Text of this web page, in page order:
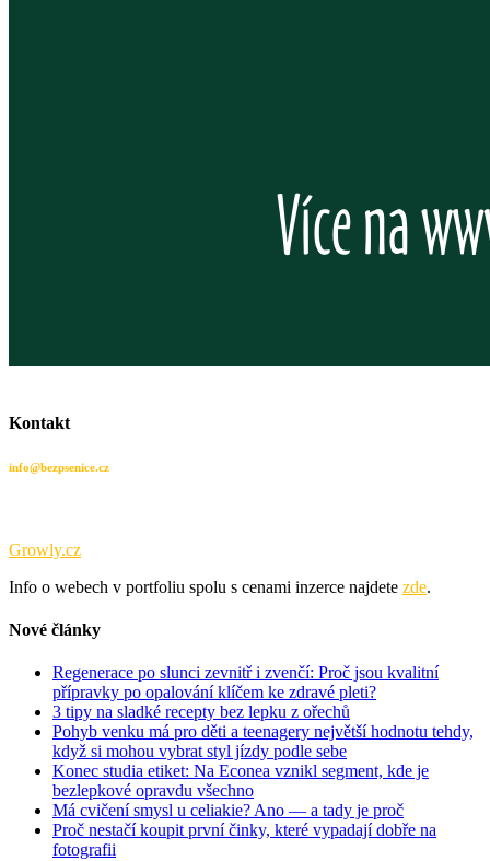
Kontakt
info@bezpsenice.cz
Growly.cz
Info o webech v portfoliu spolu s cenami inzerce najdete zde.
Nové články
Regenerace po slunci zevnitř i zvenčí: Proč jsou kvalitní
přípravky po opalování klíčem ke zdravé pleti?
3 tipy na sladké recepty bez lepku z ořechů
Pohyb venku má pro děti a teenagery největší hodnotu tehdy,
když si mohou vybrat styl jízdy podle sebe
Konec studia etiket: Na Econea vznikl segment, kde je
bezlepkové opravdu všechno
Má cvičení smysl u celiakie? Ano — a tady je proč
Proč nestačí koupit první činky, které vypadají dobře na
fotografii